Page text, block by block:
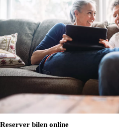
Reserver bilen online